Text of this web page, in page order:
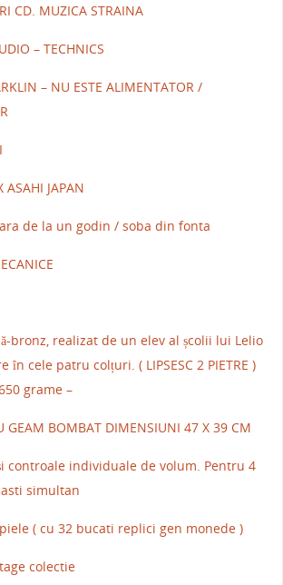
CD. MUZICA STRAINA
– TECHNICS
– NU ESTE ALIMENTATOR /
ASAHI JAPAN
de la un godin / soba din fonta
bronz, realizat de un elev al școlii lui Lelio
în cele patru colțuri. ( LIPSESC 2 PIETRE )
grame –
GEAM BOMBAT DIMENSIUNI 47 X 39 CM
controale individuale de volum. Pentru 4
simultan
( cu 32 bucati replici gen monede )
colectie